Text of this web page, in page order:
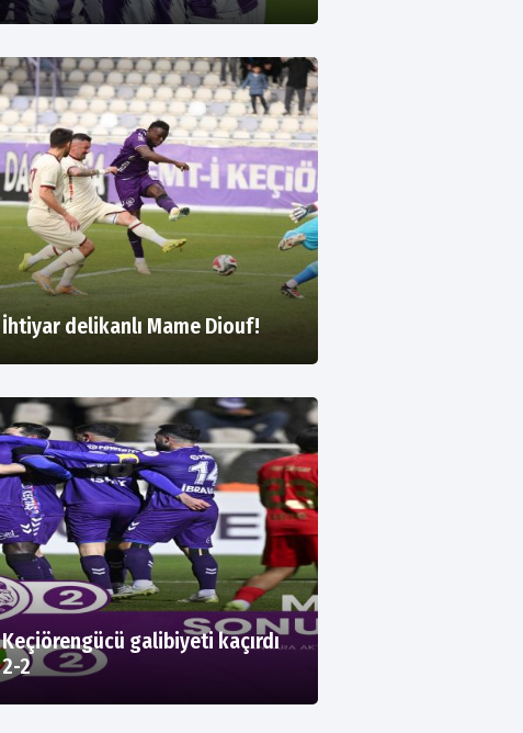
İhtiyar delikanlı Mame Diouf!
Keçiörengücü galibiyeti kaçırdı
2-2